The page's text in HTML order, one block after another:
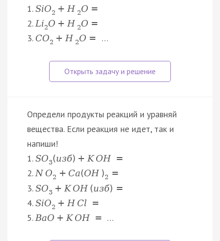
1.SiO2 + H 2O =
2.Li2O + H 2O =
3. CO2 + H 2O = …
Определи продукты реакций и уравняй
вещества. Если реакция не идет, так и
напиши!
1.SO3(изб) + K OH =
2.N O2 + Ca(OH )2 =
3.SO3 + K OH (изб) =
4.SiO2 + H Cl =
5.BaO + K OH = …